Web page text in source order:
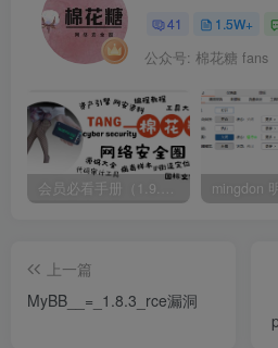
41 1.5W+
公众号: 棉花糖 fans
会员必看手册（1.9.0版本 26.4.5更新）
上一篇
MyBB__=_1.8.3_rce漏洞